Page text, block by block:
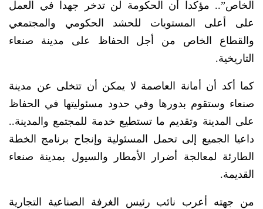
الخاص”.. مؤكدا أن الحكومة لن تدخر جهدا في العمل
على أعلى المستويات للحشد الحكومي والمجتمعي
والقطاع الخاص من أجل الحفاظ على مدينة صنعاء
التاريخية.
كما أكد أن أمانة العاصمة لا يمكن أن تتخلى عن مدينة
صنعاء وستقوم بدورها وفي حدود مسئوليتها في الحفاظ
على المدينة وتقديم ما تستطيع خدمة للمجتمع والمدينة..
داعيا الجميع إلى تحمل المسئولية وإنجاح برنامج الخطة
الطارئة لمعالجة أضرار الأمطار والسيول بمدينة صنعاء
القديمة.
من جهته أعرب نائب رئيس الغرفة الصناعية التجارية